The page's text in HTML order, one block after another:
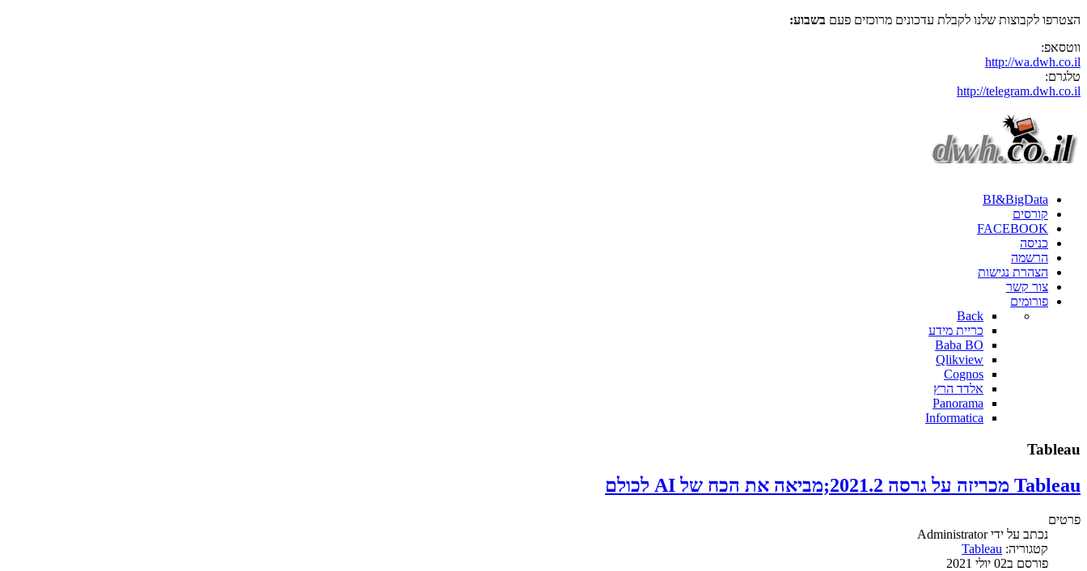
הצטרפו לקבוצות שלנו לקבלת עדכונים מרוכזים פעם בשבוע:
ווטסאפ:
http://wa.dwh.co.il
טלגרם:
http://telegram.dwh.co.il
BI&BigData
קורסים
FACEBOOK
כניסה
הרשמה
הצהרת נגישות
צור קשר
פורומים
Back
כריית מידע
Baba BO
Qlikview
Cognos
אלדד הרץ
Panorama
Informatica
Tableau
Tableau מכריזה על גרסה 2021.2;מביאה את הכח של AI לכולם
פרטים
נכתב על ידיAdministrator
קטגוריה: Tableau
פורסם ב02 יולי 2021